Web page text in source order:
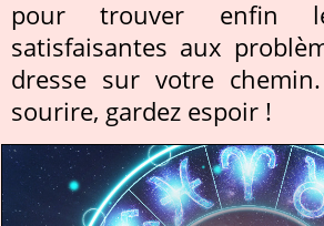
pour trouver enfin
satisfaisantes aux
dresse sur votre
sourire, gardez espoir !